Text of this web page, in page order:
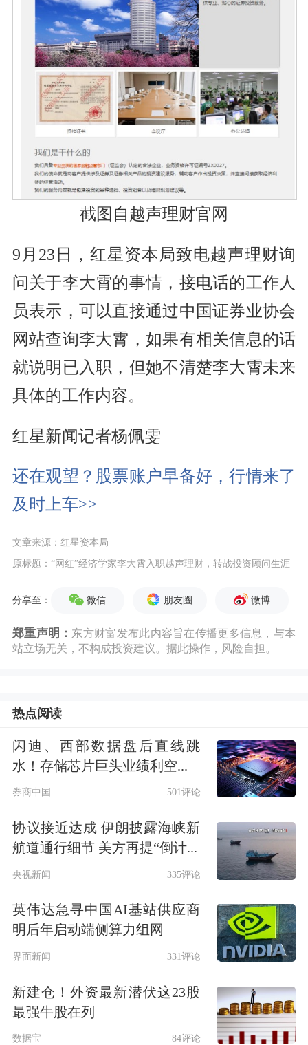
截图自越声理财官网
9月23日，红星资本局致电越声理财询
问关于李大霄的事情，接电话的工作人
员表示，可以直接通过中国证券业协会
网站查询李大霄，如果有相关信息的话
就说明已入职，但她不清楚李大霄未来
具体的工作内容。
红星新闻记者杨佩雯
还在观望？股票账户早备好，行情来了
及时上车>>
文章来源：红星资本局
原标题：“网红”经济学家李大霄入职越声理财，转战投资顾问生涯
分享至： 微信 朋友圈 微博
郑重声明： 东方财富发布此内容旨在传播更多信息，与本
站立场无关，不构成投资建议。据此操作，风险自担。
热点阅读
闪迪、西部数据盘后直线跳
水！存储芯片巨头业绩利空...
券商中国 501评论
协议接近达成 伊朗披露海峡新
航道通行细节 美方再提“倒计...
央视新闻 335评论
英伟达急寻中国AI基站供应商
明后年启动端侧算力组网
界面新闻 331评论
新建仓！外资最新潜伏这23股
最强牛股在列
数据宝 84评论